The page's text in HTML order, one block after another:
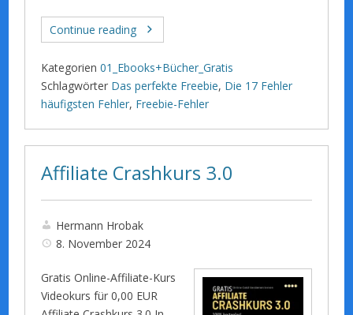
Continue reading
Kategorien 01_Ebooks+Bücher_Gratis
Schlagwörter Das perfekte Freebie, Die 17 Fehler
häufigsten Fehler, Freebie-Fehler
Affiliate Crashkurs 3.0
Hermann Hrobak
8. November 2024
Gratis Online-Affiliate-Kurs
Videokurs für 0,00 EUR